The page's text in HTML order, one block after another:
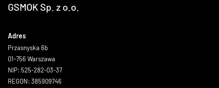
GSMOK Sp. z o.o.
Adres
Przasnyska 6b
01-756 Warszawa
NIP: 525-282-03-37
REGON: 385909746